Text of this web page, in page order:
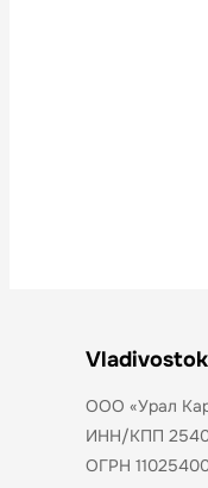
Vladivostok
ООО «Урал
ИНН/КПП
ОГРН